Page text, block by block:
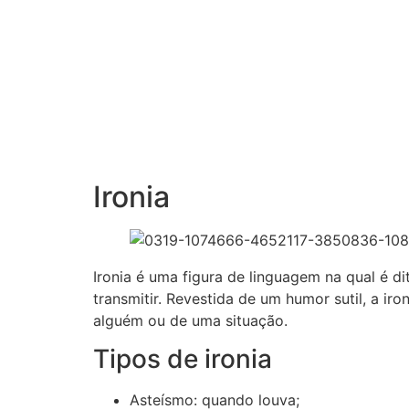
Ironia
Ironia é uma figura de linguagem na qual é
transmitir. Revestida de um humor sutil, a
alguém ou de uma situação.
Tipos de ironia
Asteísmo: quando louva;